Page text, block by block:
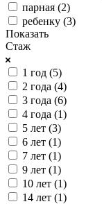
парная (2)
ребенку (3)
Показать
Стаж
1 год (5)
2 года (4)
3 года (6)
4 года (1)
5 лет (3)
6 лет (1)
7 лет (1)
9 лет (1)
10 лет (1)
14 лет (1)